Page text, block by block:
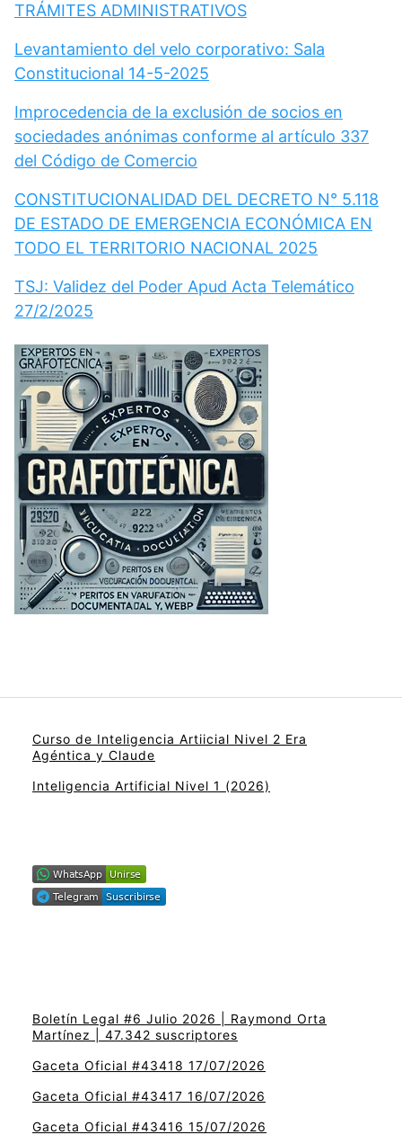
TRÁMITES ADMINISTRATIVOS
Levantamiento del velo corporativo: Sala
Constitucional 14-5-2025
Improcedencia de la exclusión de socios en
sociedades anónimas conforme al artículo 337
del Código de Comercio
CONSTITUCIONALIDAD DEL DECRETO N° 5.118
DE ESTADO DE EMERGENCIA ECONÓMICA EN
TODO EL TERRITORIO NACIONAL 2025
TSJ: Validez del Poder Apud Acta Telemático
27/2/2025
Curso de Inteligencia Artiicial Nivel 2 Era
Agéntica y Claude
Inteligencia Artificial Nivel 1 (2026)
Boletín Legal #6 Julio 2026 | Raymond Orta
Martínez | 47.342 suscriptores
Gaceta Oficial #43418 17/07/2026
Gaceta Oficial #43417 16/07/2026
Gaceta Oficial #43416 15/07/2026